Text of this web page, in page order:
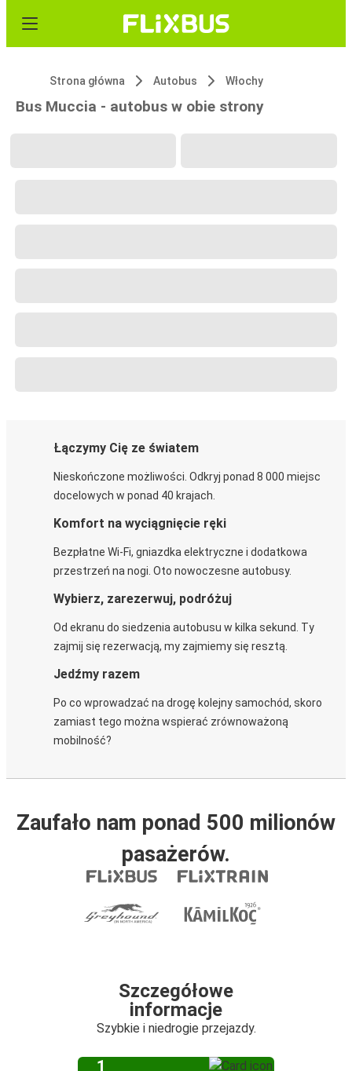
Strona główna Autobus Włochy
Bus Muccia - autobus w obie strony
Łączymy Cię ze światem
Nieskończone możliwości. Odkryj ponad 8 000 miejsc
docelowych w ponad 40 krajach.
Komfort na wyciągnięcie ręki
Bezpłatne Wi-Fi, gniazdka elektryczne i dodatkowa
przestrzeń na nogi. Oto nowoczesne autobusy.
Wybierz, zarezerwuj, podróżuj
Od ekranu do siedzenia autobusu w kilka sekund. Ty
zajmij się rezerwacją, my zajmiemy się resztą.
Jedźmy razem
Po co wprowadzać na drogę kolejny samochód, skoro
zamiast tego można wspierać zrównoważoną
mobilność?
Zaufało nam ponad 500 milionów
pasażerów.
Szczegółowe
informacje
Szybkie i niedrogie przejazdy.
1